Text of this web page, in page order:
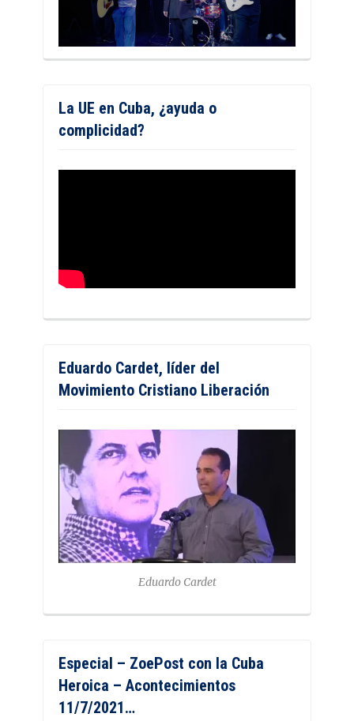
La UE en Cuba, ¿ayuda o
complicidad?
Eduardo Cardet, líder del
Movimiento Cristiano Liberación
Eduardo Cardet
Especial – ZoePost con la Cuba
Heroica – Acontecimientos
11/7/2021…